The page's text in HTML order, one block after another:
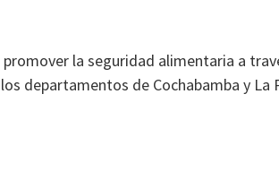
la seguridad alimentaria a
departamentos de Cochabamba y La